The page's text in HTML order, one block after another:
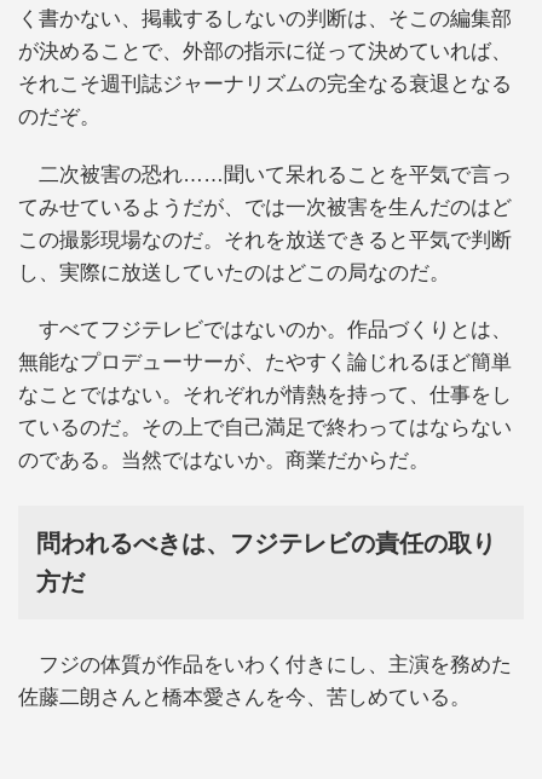
く書かない、掲載するしないの判断は、そこの編集部
が決めることで、外部の指示に従って決めていれば、
それこそ週刊誌ジャーナリズムの完全なる衰退となる
のだぞ。
二次被害の恐れ……聞いて呆れることを平気で言っ
てみせているようだが、では一次被害を生んだのはど
この撮影現場なのだ。それを放送できると平気で判断
し、実際に放送していたのはどこの局なのだ。
すべてフジテレビではないのか。作品づくりとは、
無能なプロデューサーが、たやすく論じれるほど簡単
なことではない。それぞれが情熱を持って、仕事をし
ているのだ。その上で自己満足で終わってはならない
のである。当然ではないか。商業だからだ。
問われるべきは、フジテレビの責任の取り
方だ
フジの体質が作品をいわく付きにし、主演を務めた
佐藤二朗さんと橋本愛さんを今、苦しめている。